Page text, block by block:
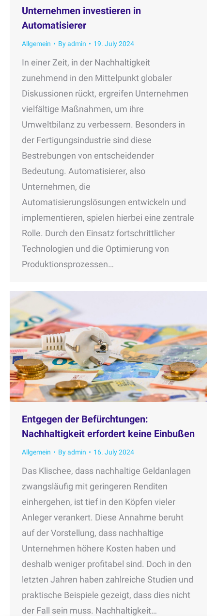
Unternehmen investieren in
Automatisierer
Allgemein Byadmin 19. July 2024
In einer Zeit, in der Nachhaltigkeit
zunehmend in den Mittelpunkt globaler
Diskussionen rückt, ergreifen Unternehmen
vielfältige Maßnahmen, um ihre
Umweltbilanz zu verbessern. Besonders in
der Fertigungsindustrie sind diese
Bestrebungen von entscheidender
Bedeutung. Automatisierer, also
Unternehmen, die
Automatisierungslösungen entwickeln und
implementieren, spielen hierbei eine zentrale
Rolle. Durch den Einsatz fortschrittlicher
Technologien und die Optimierung von
Produktionsprozessen…
Entgegen der Befürchtungen:
Nachhaltigkeit erfordert keine Einbußen
Allgemein Byadmin 16. July 2024
Das Klischee, dass nachhaltige Geldanlagen
zwangsläufig mit geringeren Renditen
einhergehen, ist tief in den Köpfen vieler
Anleger verankert. Diese Annahme beruht
auf der Vorstellung, dass nachhaltige
Unternehmen höhere Kosten haben und
deshalb weniger profitabel sind. Doch in den
letzten Jahren haben zahlreiche Studien und
praktische Beispiele gezeigt, dass dies nicht
der Fall sein muss. Nachhaltigkeit…